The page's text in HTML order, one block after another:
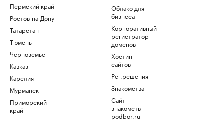
Пермский край
Ростов-на-Дону
Татарстан
Тюмень
Черноземье
Кавказ
Карелия
Мурманск
Приморский
край
Облако для
бизнеса
Корпоративный
регистратор
доменов
Хостинг
сайтов
Рег.решения
Знакомства
Сайт
знакомств
podbor.ru